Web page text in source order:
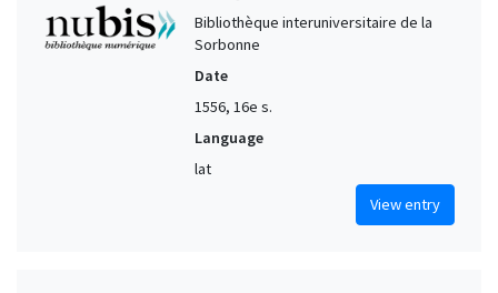
Bibliothèque interuniversitaire de la
Sorbonne
Date
1556, 16e s.
Language
lat
View entry